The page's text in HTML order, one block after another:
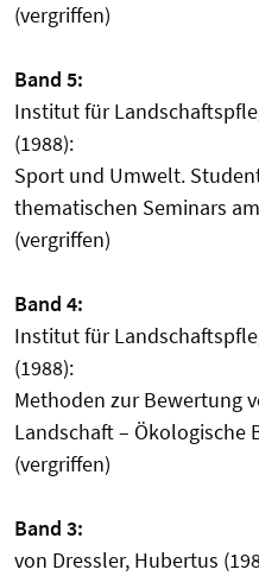
(vergriffen)
Band 5:
Institut für
(1988):
Sport und Umwelt.
thematischen Seminars
(vergriffen)
Band 4:
Institut für
(1988):
Methoden zur Bewertung
Landschaft – Ökologische
(vergriffen)
Band 3:
von Dressler, Hubertus